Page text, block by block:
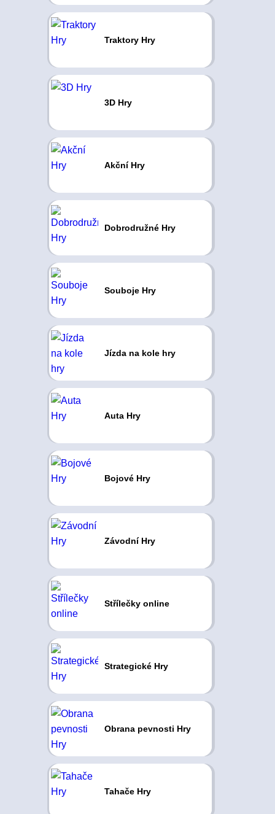
Traktory Hry
3D Hry
Akční Hry
Dobrodružné Hry
Souboje Hry
Jízda na kole hry
Auta Hry
Bojové Hry
Závodní Hry
Střílečky online
Strategické Hry
Obrana pevnosti Hry
Tahače Hry